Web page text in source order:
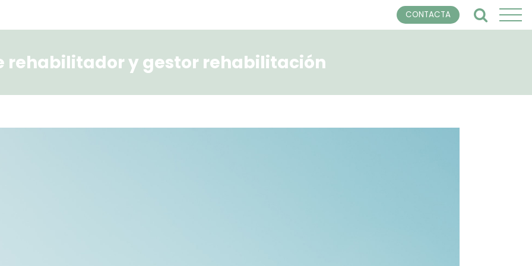
CONTACTA
rehabilitador y gestor rehabilitación